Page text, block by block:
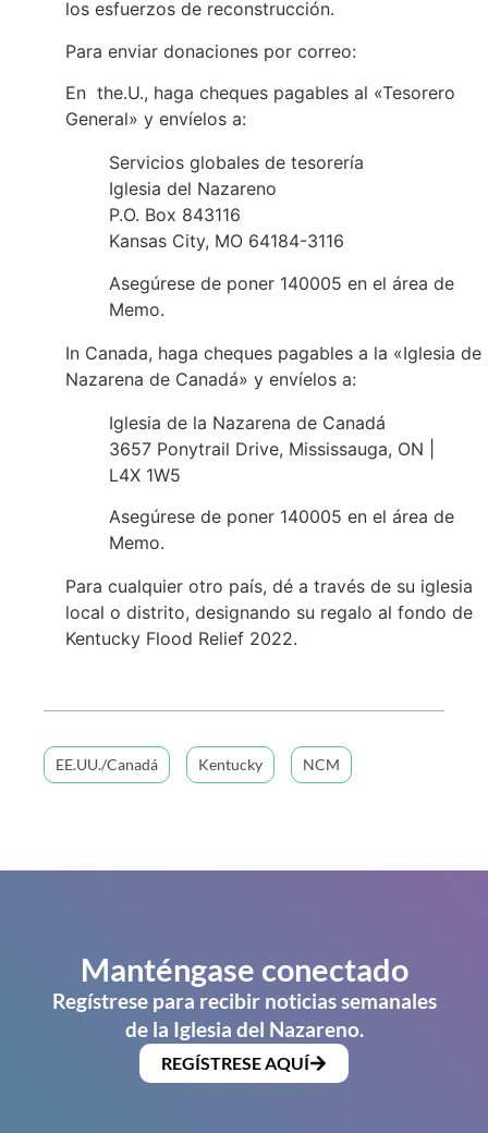
los esfuerzos de reconstrucción.
Para enviar donaciones por correo:
En the.U., haga cheques pagables al «Tesorero
General» y envíelos a:
Servicios globales de tesorería
Iglesia del Nazareno
P.O. Box 843116
Kansas City, MO 64184-3116
Asegúrese de poner 140005 en el área de
Memo.
In Canada, haga cheques pagables a la «Iglesia de
Nazarena de Canadá» y envíelos a:
Iglesia de la Nazarena de Canadá
3657 Ponytrail Drive, Mississauga, ON |
L4X 1W5
Asegúrese de poner 140005 en el área de
Memo.
Para cualquier otro país, dé a través de su iglesia
local o distrito, designando su regalo al fondo de
Kentucky Flood Relief 2022.
EE.UU./Canadá Kentucky NCM
Manténgase conectado
Regístrese para recibir noticias semanales
de la Iglesia del Nazareno.
REGÍSTRESE AQUÍ